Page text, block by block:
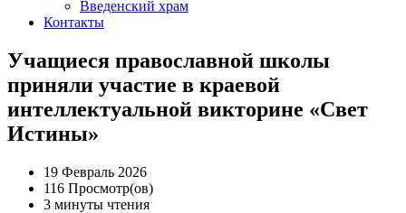
Введенский храм
Контакты
Учащиеся православной школы
приняли участие в краевой
интеллектуальной викторине «Свет
Истины»
19 Февраль 2026
116 Просмотр(ов)
3 минуты чтения